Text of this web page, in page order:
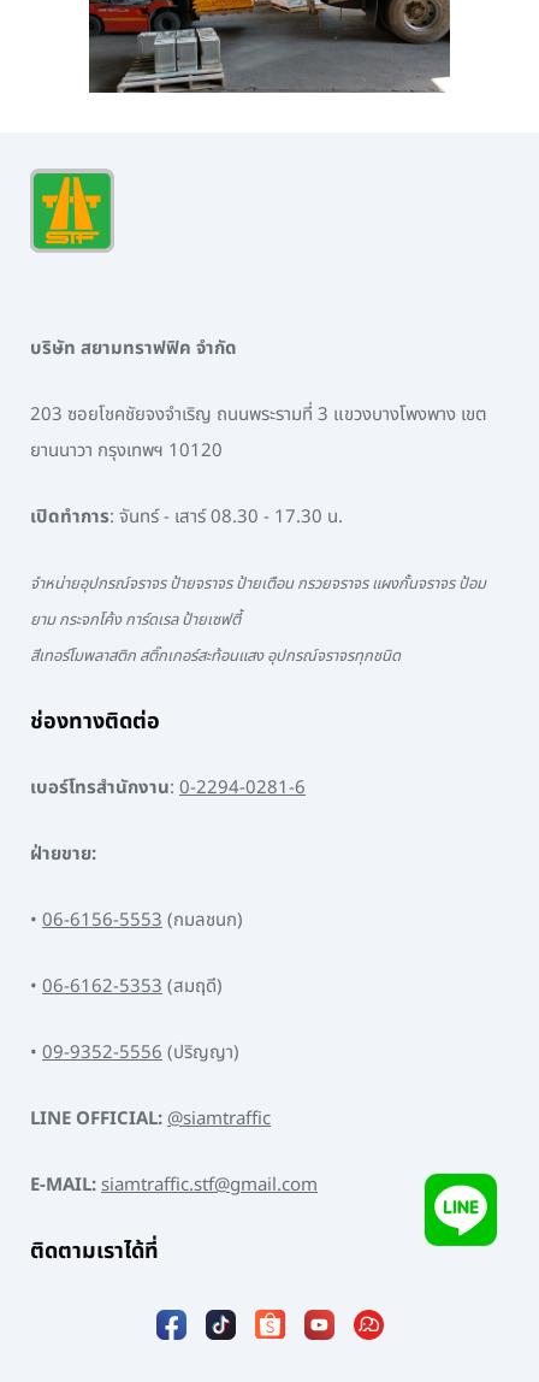
บริษัท สยามทราฟฟิค จำกัด
203 ซอยโชคชัยจงจำเริญ ถนนพระรามที่ 3 แขวงบางโพงพาง เขต
ยานนาวา กรุงเทพฯ 10120
เปิดทำการ: จันทร์ - เสาร์ 08.30 - 17.30 น.
จำหน่ายอุปกรณ์จราจร ป้ายจราจร ป้ายเตือน กรวยจราจร แผงกั้นจราจร ป้อม
ยาม กระจกโค้ง การ์ดเรล ป้ายเซฟตี้
สีเทอร์โมพลาสติก สติ๊กเกอร์สะท้อนแสง อุปกรณ์จราจรทุกชนิด
ช่องทางติดต่อ
เบอร์โทรสำนักงาน: 0-2294-0281-6
ฝ่ายขาย:
• 06-6156-5553(กมลชนก)
• 06-6162-5353(สมฤดี)
• 09-9352-5556(ปริญญา)
LINE OFFICIAL:@siamtraffic
E-MAIL:siamtraffic.stf@gmail.com
ติดตามเราได้ที่